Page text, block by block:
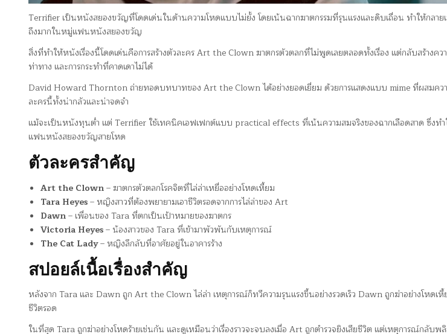
Terrifier เป็นหนังสยองขวัญที่โดดเด่นในด้านความโหดแบบไม่ยั้ง โดยเน้นฉากฆาตกรรมที่รุนแรงและดิบเถื่อน ทำให้กลา
ถึงมากในหมู่แฟนหนังสยองขวัญ
สิ่งที่ทำให้หนังเรื่องนี้โดดเด่นคือการสร้างตัวละคร Art the Clown ฆาตกรตัวตลกที่ไม่พูดเลยตลอดทั้งเรื่อง แต่กลับสร้างค
ท่าทาง และการกระทำที่คาดเดาไม่ได้
David Howard Thornton ถ่ายทอดบทบาทของ Art the Clown ได้อย่างยอดเยี่ยม ด้วยการแสดงแบบ mime ที่ผสมควา
ละครนี้ทั้งน่ากลัวและน่าจดจำ
แม้จะเป็นหนังทุนต่ำ แต่ Terrifier ใช้เทคนิคเอฟเฟกต์แบบ practical effects ที่เน้นความสมจริงของฉากเลือดสาด ซึ่งท
แฟนหนังสยองขวัญสายโหด
ตัวละครสำคัญ
Art the Clown– ฆาตกรตัวตลกโรคจิตที่ไล่ล่าเหยื่ออย่างโหดเหี้ยม
Tara Heyes– หญิงสาวที่ต้องพยายามเอาชีวิตรอดจากการไล่ล่าของ Art
Dawn– เพื่อนของ Tara ที่ตกเป็นเป้าหมายของฆาตกร
Victoria Heyes– น้องสาวของ Tara ที่เข้ามาพัวพันกับเหตุการณ์
The Cat Lady– หญิงลึกลับที่อาศัยอยู่ในอาคารร้าง
สปอยล์เนื้อเรื่องสำคัญ
หลังจาก Tara และ Dawn ถูก Art the Clown ไล่ล่า เหตุการณ์ก็ทวีความรุนแรงขึ้นอย่างรวดเร็ว Dawn ถูกฆ่าอย่างโหดเ
ชีวิตรอด
ในที่สุด Tara ถูกฆ่าอย่างโหดร้ายเช่นกัน และดูเหมือนว่าเรื่องราวจะจบลงเมื่อ Art ถูกตำรวจยิงเสียชีวิต แต่เหตุการณ์กลับ